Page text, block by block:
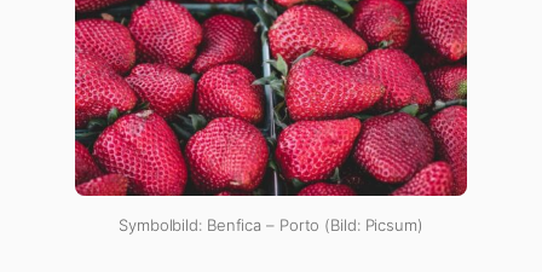
Symbolbild: Benfica – Porto (Bild: Picsum)